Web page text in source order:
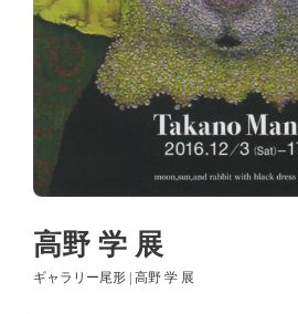
高野 学 展
ギャラリー尾形 | 高野 学 展